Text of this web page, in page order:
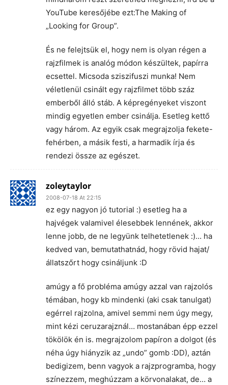
YouTube keresőjébe ezt:The Making of
„Looking for Group”.
És ne felejtsük el, hogy nem is olyan régen a
rajzfilmek is analóg módon készültek, papírra
ecsettel. Micsoda sziszifuszi munka! Nem
véletlenül csinált egy rajzfilmet több száz
emberből álló stáb. A képregényeket viszont
mindig egyetlen ember csinálja. Esetleg kettő
vagy három. Az egyik csak megrajzolja fekete-
fehérben, a másik festi, a harmadik írja és
rendezi össze az egészet.
zoleytaylor
2008-07-18 At 22:15
ez egy nagyon jó tutorial :) esetleg ha a
hajvégek valamivel élesebbek lennének, akkor
lenne jobb, de ne legyünk telhetetlenek :)… ha
kedved van, bemutathatnád, hogy rövid hajat/
állatszőrt hogy csináljunk :D
amúgy a fő probléma amúgy azzal van rajzolós
témában, hogy kb mindenki (aki csak tanulgat)
egérrel rajzolna, amivel semmi nem úgy megy,
mint kézi ceruzarajznál… mostanában épp ezzel
tökölök én is. megrajzolom papíron a dolgot (és
néha úgy hiányzik az „undo” gomb :DD), aztán
bedigizem, benn vagyok a rajzprogramba, hogy
színezzem, meghúzzam a körvonalakat, de… a